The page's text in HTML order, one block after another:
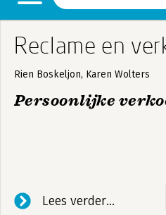
Reclame en
Rien Boskeljon, Karen Wolters
Persoonlijke
De omzetdoelstellingen
zich ook wel eens achter
moet realiseren?
welke stappen u kunt
krijgen. Dit begint bij
Lees verder...